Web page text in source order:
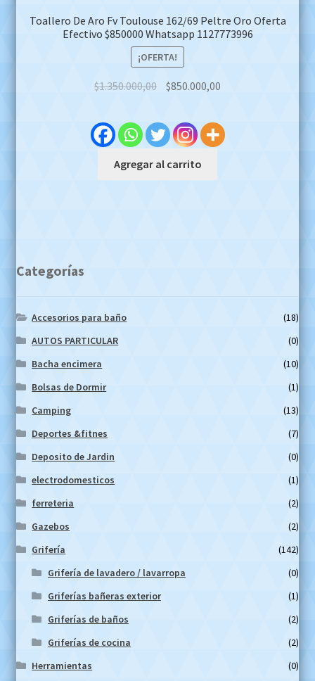
Toallero De Aro Fv Toulouse 162/69 Peltre Oro Oferta
Efectivo $850000 Whatsapp 1127773996
¡OFERTA!
$1.350.000,00
Original
was:
$1.350.000,00.
$850.000,00Current
$850.000,00.
Agregar al carrito
Categorías
Accesorios para baño
(18)
AUTOS PARTICULAR
(0)
Bacha encimera
(10)
Bolsas de Dormir
(1)
Camping
(13)
Deportes &fitnes
(7)
Deposito de Jardin
(0)
electrodomesticos
(1)
ferreteria
(2)
Gazebos
(2)
Grifería
(142)
Grifería de lavadero / lavarropa
(0)
Griferías bañeras exterior
(1)
Griferías de baños
(2)
Griferías de cocina
(2)
Herramientas
(0)